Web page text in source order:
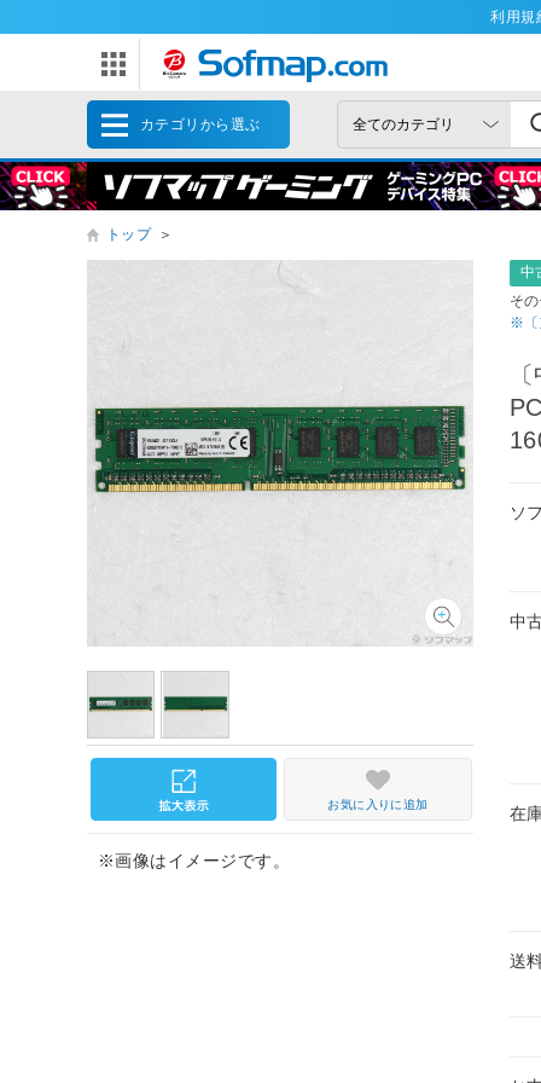
利用規
カテゴリから選ぶ
トップ ＞
中
そ
※〔
ソ
中
在
送
お気に入りに追加
※画像はイメージです。